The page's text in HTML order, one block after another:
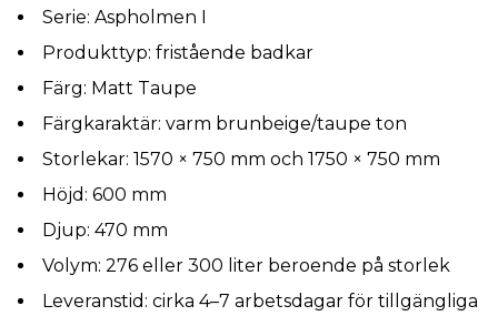
Serie: Aspholmen I
Produkttyp: fristående badkar
Färg: Matt Taupe
Färgkaraktär: varm brunbeige/taupe ton
Storlekar: 1570 × 750 mm och 1750 × 750 mm
Höjd: 600 mm
Djup: 470 mm
Volym: 276 eller 300 liter beroende på storlek
Leveranstid: cirka 4–7 arbetsdagar för tillgängliga